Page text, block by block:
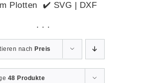
Plotten ✔️ SVG | DXF
. . .
nach Preis
48 Produkte